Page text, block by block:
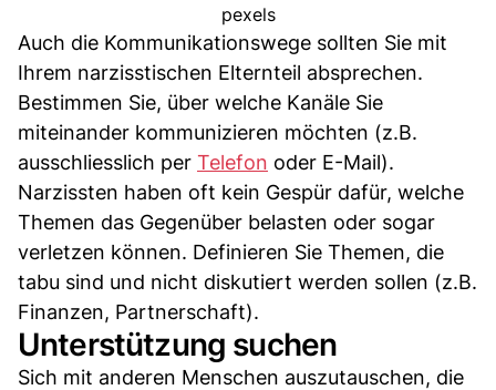
pexels
Auch die Kommunikationswege sollten Sie mit
Ihrem narzisstischen Elternteil absprechen.
Bestimmen Sie, über welche Kanäle Sie
miteinander kommunizieren möchten (z.B.
ausschliesslich per Telefon oder E-Mail).
Narzissten haben oft kein Gespür dafür, welche
Themen das Gegenüber belasten oder sogar
verletzen können. Definieren Sie Themen, die
tabu sind und nicht diskutiert werden sollen (z.B.
Finanzen, Partnerschaft).
Unterstützung suchen
Sich mit anderen Menschen auszutauschen, die